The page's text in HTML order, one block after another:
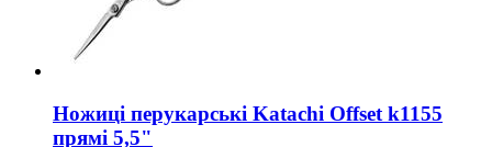
Ножиці перукарські Katachi Offset k1155
прямі 5,5"